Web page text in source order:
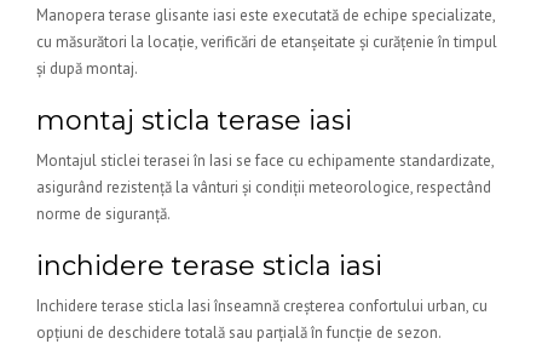
Manopera terase glisante iasi este executată de echipe specializate,
cu măsurători la locație, verificări de etanșeitate și curățenie în timpul
și după montaj.
montaj sticla terase iasi
Montajul sticlei terasei în Iasi se face cu echipamente standardizate,
asigurând rezistență la vânturi și condiții meteorologice, respectând
norme de siguranță.
inchidere terase sticla iasi
Inchidere terase sticla Iasi înseamnă creșterea confortului urban, cu
opțiuni de deschidere totală sau parțială în funcție de sezon.